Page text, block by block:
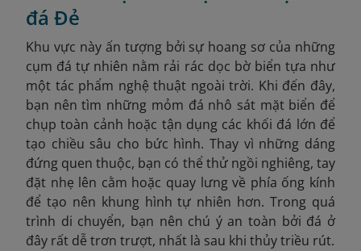
đá Đẻ
Khu vực này ấn tượng bởi sự hoang sơ của những
cụm đá tự nhiên nằm rải rác dọc bờ biển tựa như
một tác phẩm nghệ thuật ngoài trời. Khi đến đây,
bạn nên tìm những mỏm đá nhô sát mặt biển để
chụp toàn cảnh hoặc tận dụng các khối đá lớn để
tạo chiều sâu cho bức hình. Thay vì những dáng
đứng quen thuộc, bạn có thể thử ngồi nghiêng, tay
đặt nhẹ lên cằm hoặc quay lưng về phía ống kính
để tạo nên khung hình tự nhiên hơn. Trong quá
trình di chuyển, bạn nên chú ý an toàn bởi đá ở
đây rất dễ trơn trượt, nhất là sau khi thủy triều rút.